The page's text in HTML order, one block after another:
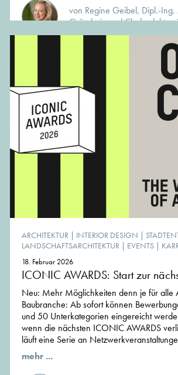
von Regine Geibel, Dipl.-Ing.
Gründerin und
ARCHITEKTUR | INTERIOR DESIGN |
LANDSCHAFTSARCHITEKTUR | EVENTS |
18. Februar 2026
ICONIC AWARDS: Start zur
Neu: Mehr Möglichkeiten denn je für alle
Baubranche: Ab sofort können
und 50 Unterkategorien eingereicht
wenn die nächsten ICONIC AWARDS
läuft eine Serie an
mehr ...